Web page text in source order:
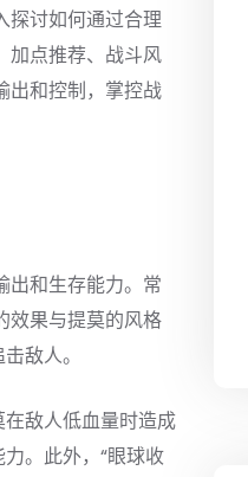
探讨如何通过合理
加点推荐、战斗风
出和控制，掌控战
出和生存能力。常
效果与提莫的风格
敌人。
敌人低血量时造成
。此外，“眼球收